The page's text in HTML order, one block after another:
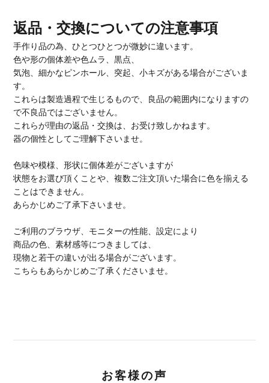
返品・交換についての注意事項
手作り品の為、ひとつひとつが微妙に違います。
色や形の個体差や色ムラ、黒点、
気泡、細かなピンホール、突起、小キズがある場合がございま
す。
これらは製造過程で生じるもので、良品の範囲内になりますの
で不良品ではございません。
これらが理由の返品・交換は、お受け致しかねます。
器の個性としてご理解下さいませ。
色味や模様、形状に個体差がございますが
状態をお選び頂くことや、複数ご注文頂いた場合に色を揃える
ことはできません。
あらかじめご了承下さいませ。
ご利用のブラウザ、モニターの性能、設定により
商品の色、素材感等につきましては、
現物と若干の違いが出る場合がございます。
こちらもあらかじめご了承くださいませ。